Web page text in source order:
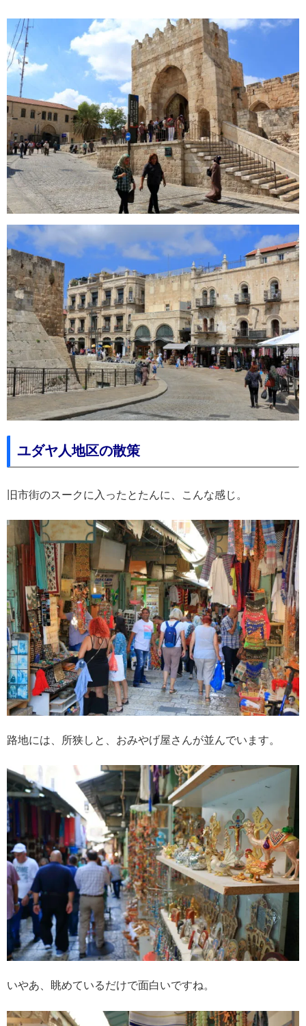
ユダヤ人地区の散策
旧市街のスークに入ったとたんに、こんな感じ。
路地には、所狭しと、おみやげ屋さんが並んでいます。
いやあ、眺めているだけで面白いですね。